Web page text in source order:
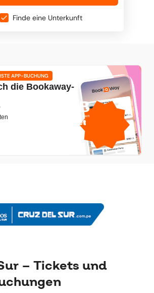
Finde eine Unterkunft
1 GB
gratis mobile Daten
APP-BUCHUNG
die Bookaway-
– Tickets und